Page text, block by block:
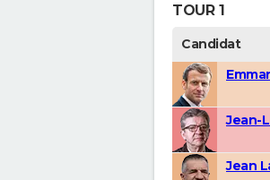
TOUR 1
Candidat
Jean-
Jean